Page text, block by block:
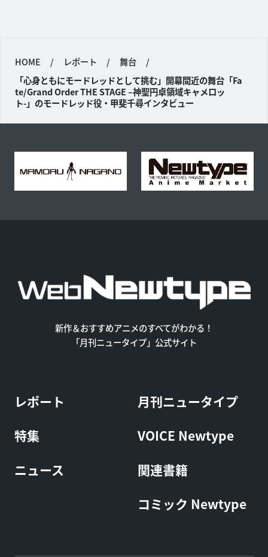
HOME / レポート / 舞台
/
「心身ともにモードレッドとして挑む」開幕間近の舞台「Fa
te/Grand Order THE STAGE –神聖円卓領域キャメロッ
ト-」のモードレッド役・甲斐千尋インタビュー
新作＆おすすめアニメのすべてがわかる！
「月刊ニュータイプ」公式サイト
レポート
特集
ニュース
月刊ニュータイプ
VOICE Newtype
関連書籍
コミック Newtype